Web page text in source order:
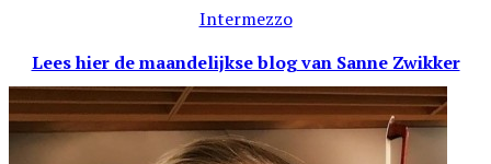
Intermezzo
Lees hier de maandelijkse blogvan Sanne Zwikker